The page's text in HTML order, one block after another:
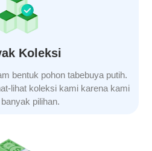
Koleksi
bentuk pohon tabebuya putih.
lihat koleksi kami karena kami
pilihan.